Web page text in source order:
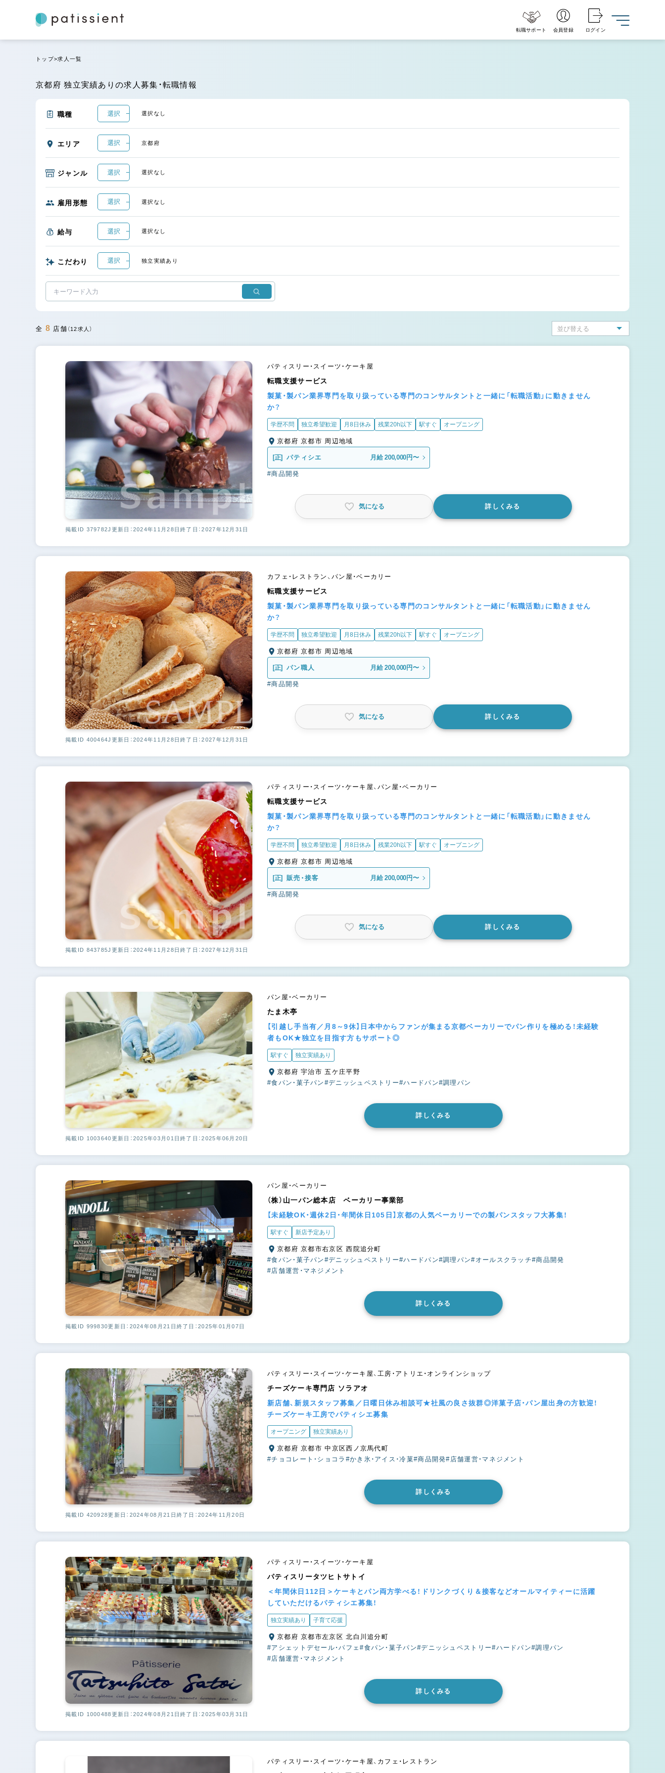
転職サポート 会員登録 ログイン
トップ 求人一覧
京都府 独立実績ありの求人募集・転職情報
職種 選択 選択なし
エリア 選択 京都府
ジャンル 選択 選択なし
雇用形態 選択 選択なし
給与 選択 選択なし
こだわり 選択 独立実績あり
全 8 店舗 （12求人）
パティスリー・スイーツ・ケーキ屋
転職支援サービス
製菓・製パン業界専門を取り扱っている専門のコンサルタントと一緒に「転職活動」に動きません
か？
学歴不問 独立希望歓迎 月8日休み 残業20h以下 駅すぐ オープニング
京都府 京都市 周辺地域
[正] パティシエ 月給 200,000円〜
#商品開発
気になる 詳しくみる
掲載ID 379782J 更新日：2024年11月28日終了日：2027年12月31日
カフェ・レストラン、パン屋・ベーカリー
転職支援サービス
製菓・製パン業界専門を取り扱っている専門のコンサルタントと一緒に「転職活動」に動きません
か？
学歴不問 独立希望歓迎 月8日休み 残業20h以下 駅すぐ オープニング
京都府 京都市 周辺地域
[正] パン職人 月給 200,000円〜
#商品開発
気になる 詳しくみる
掲載ID 400464J 更新日：2024年11月28日終了日：2027年12月31日
パティスリー・スイーツ・ケーキ屋、パン屋・ベーカリー
転職支援サービス
製菓・製パン業界専門を取り扱っている専門のコンサルタントと一緒に「転職活動」に動きません
か？
学歴不問 独立希望歓迎 月8日休み 残業20h以下 駅すぐ オープニング
京都府 京都市 周辺地域
[正] 販売・接客 月給 200,000円〜
#商品開発
気になる 詳しくみる
掲載ID 843785J 更新日：2024年11月28日終了日：2027年12月31日
パン屋・ベーカリー
たま木亭
【引越し手当有／月8～9休】日本中からファンが集まる京都ベーカリーでパン作りを極める！未経験
者もOK★独立を目指す方もサポート◎
駅すぐ 独立実績あり
京都府 宇治市 五ケ庄平野
#食パン・菓子パン #デニッシュペストリー#ハードパン#調理パン
詳しくみる
掲載ID 1003640更新日：2025年03月01日終了日：2025年06月20日
パン屋・ベーカリー
（株）山一パン総本店 ベーカリー事業部
【未経験OK・週休2日・年間休日105日】京都の人気ベーカリーでの製パンスタッフ大募集！
駅すぐ 新店予定あり
京都府 京都市右京区 西院追分町
#食パン・菓子パン #デニッシュペストリー#ハードパン#調理パン#オールスクラッチ#商品開発
#店舗運営・マネジメント
詳しくみる
掲載ID 999830更新日：2024年08月21日 終了日：2025年01月07日
パティスリー・スイーツ・ケーキ屋、工房・アトリエ・オンラインショップ
チーズケーキ専門店 ソラアオ
新店舗、新規スタッフ募集／日曜日休み相談可★社風の良さ抜群◎洋菓子店・パン屋出身の方歓迎！
チーズケーキ工房でパティシエ募集
オープニング 独立実績あり
京都府 京都市 中京区西ノ京馬代町
#チョコレート・ショコラ #かき氷・アイス・冷菓#商品開発#店舗運営・マネジメント
詳しくみる
掲載ID 420928更新日：2024年08月21日 終了日：2024年11月20日
パティスリー・スイーツ・ケーキ屋
パティスリータツヒトサトイ
＜年間休日112日＞ケーキとパン両方学べる！ドリンクづくり＆接客などオールマイティーに活躍
していただけるパティシエ募集！
独立実績あり 子育て応援
京都府 京都市左京区 北白川追分町
#アシェットデセール・パフェ#食パン・菓子パン#デニッシュペストリー#ハードパン#調理パン
#店舗運営・マネジメント
詳しくみる
掲載ID 1000488更新日：2024年08月21日終了日：2025年03月31日
パティスリー・スイーツ・ケーキ屋、カフェ・レストラン